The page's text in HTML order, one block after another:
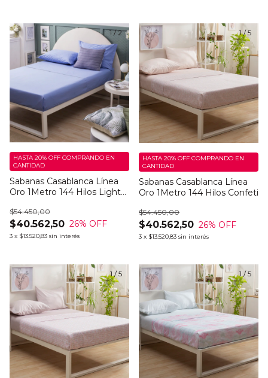
1/2
Sabanas Casablanca Línea
Oro 1Metro 144 Hilos Light
$40.562,50
$54.450,00
26% OFF
3 x $13.520,83 sin interés
HASTA 20% OFF COMPRANDO EN
CANTIDAD
1/5
Sabanas Casablanca Línea
Oro 1Metro 144 Hilos Confeti
$40.562,50
$54.450,00
26% OFF
3 x $13.520,83 sin interés
HASTA 20% OFF COMPRANDO EN
CANTIDAD
1/5 1/5